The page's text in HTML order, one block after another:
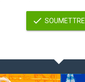
SOUMETTRE